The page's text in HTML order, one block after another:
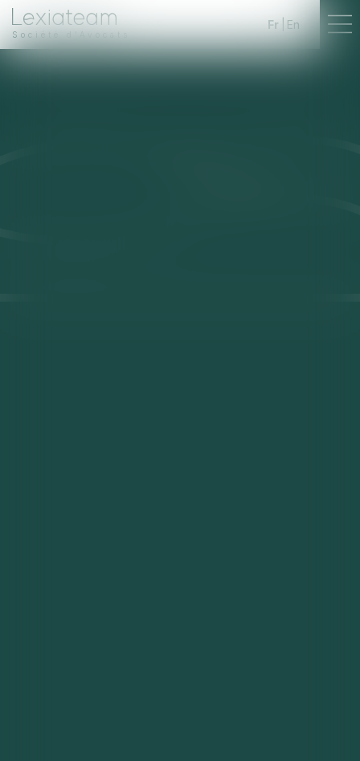
Société d'Avocats
Fr En